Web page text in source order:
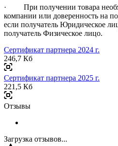
· При получении товара
компании или доверенность на
если получатель Юридическое
получатель Физическое лицо.
Сертификат партнера 2024 г.
246,7 Кб
Сертификат партнера 2025 г.
221,5 Кб
Отзывы
Загрузка отзывов...